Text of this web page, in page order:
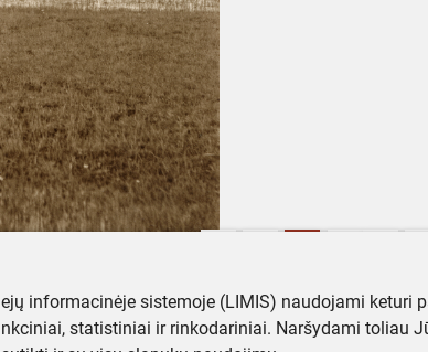
informacinėje sistemoje (LIMIS) naudojami keturi
statistiniai ir rinkodariniai. Naršydami toliau